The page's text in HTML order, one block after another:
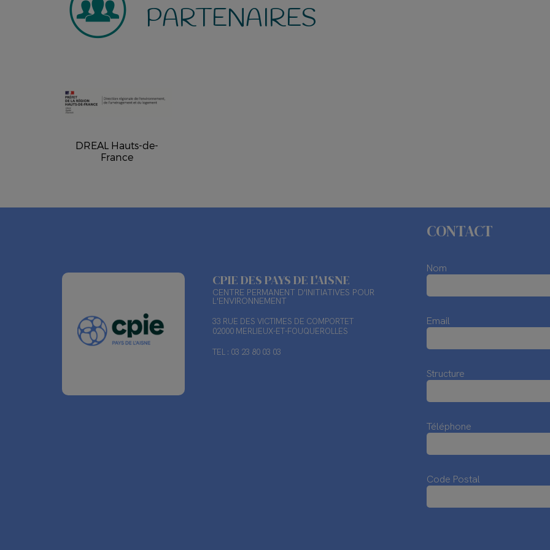
PARTENAIRES
DREAL Hauts-de-
France
CPIE DES PAYS DE L'AISNE
CENTRE PERMANENT D'INITIATIVES POUR
L'ENVIRONNEMENT
33 RUE DES VICTIMES DE COMPORTET
02000 MERLIEUX-ET-FOUQUEROLLES
TEL : 03 23 80 03 03
CONTACT
Nom
Email
Structure
Téléphone
Code Postal